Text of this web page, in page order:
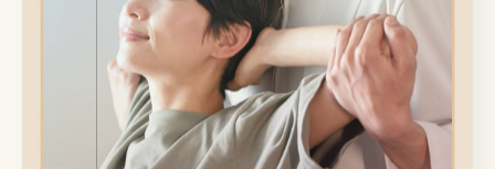
め、民間資格の取得や研修受講は強く推奨されます。
また、開業する際には税務署への開業届出や、自治体に
よっては事業所の届出が必要な場合もあります。無届で
の営業は後のトラブルや信用低下につながるため、事前
に必要な手続きを確認し、確実に対応しましょう。